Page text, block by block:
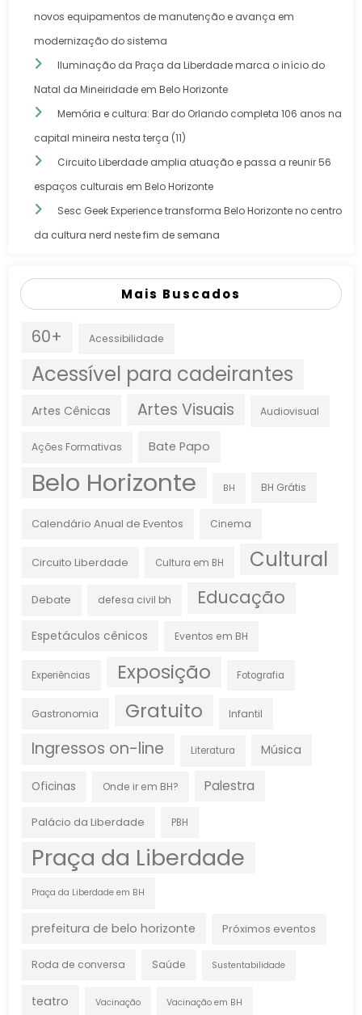
novos equipamentos de manutenção e avança em
modernização do sistema
Iluminação da Praça da Liberdade marca o início do
Natal da Mineiridade em Belo Horizonte
Memória e cultura: Bar do Orlando completa 106 anos na
capital mineira nesta terça (11)
Circuito Liberdade amplia atuação e passa a reunir 56
espaços culturais em Belo Horizonte
Sesc Geek Experience transforma Belo Horizonte no centro
da cultura nerd neste fim de semana
Mais Buscados
60+ Acessibilidade
Acessível para cadeirantes
Artes Cênicas Artes Visuais Audiovisual
Ações Formativas Bate Papo
Belo Horizonte BH BH Grátis
Calendário Anual de Eventos Cinema
Circuito Liberdade Cultura em BH Cultural
Debate defesa civil bh Educação
Espetáculos cênicos Eventos em BH
Experiências Exposição Fotografia
Gastronomia Gratuito Infantil
Ingressos on-line Literatura Música
Oficinas Onde ir em BH? Palestra
Palácio da Liberdade PBH
Praça da Liberdade
Praça da Liberdade em BH
prefeitura de belo horizonte Próximos eventos
Roda de conversa Saúde Sustentabilidade
teatro Vacinação Vacinação em BH